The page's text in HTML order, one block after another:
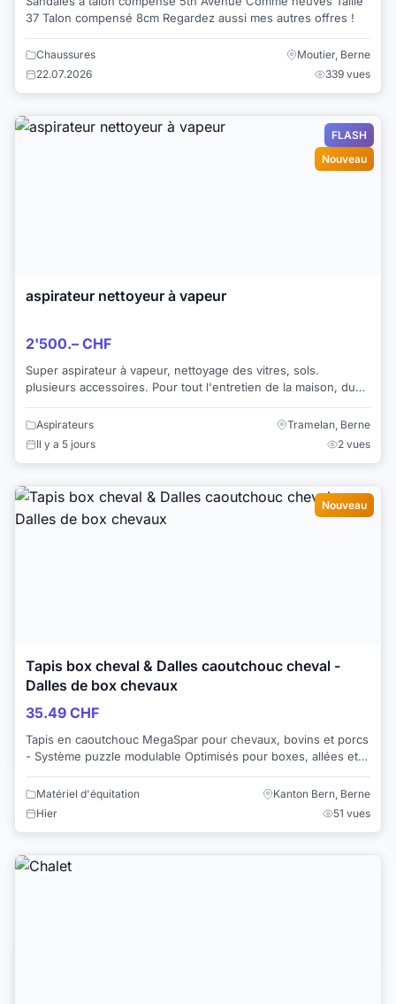
37 Talon compensé 8cm Regardez aussi mes autres offres !
Chaussures
Moutier, Berne
22.07.2026
339 vues
FLASH
Nouveau
aspirateur nettoyeur à vapeur
2'500.– CHF
Super aspirateur à vapeur, nettoyage des vitres, sols.
plusieurs accessoires. Pour tout l'entretien de la maison, du
Aspirateurs
Tramelan, Berne
Il y a 5 jours
2 vues
Nouveau
Tapis box cheval & Dalles caoutchouc cheval -
Dalles de box chevaux
35.49 CHF
Tapis en caoutchouc MegaSpar pour chevaux, bovins et porcs
- Système puzzle modulable Optimisés pour boxes, allées et
écuries, nos tapis d’écurie o...
Matériel d'équitation
Kanton Bern, Berne
Hier
51 vues